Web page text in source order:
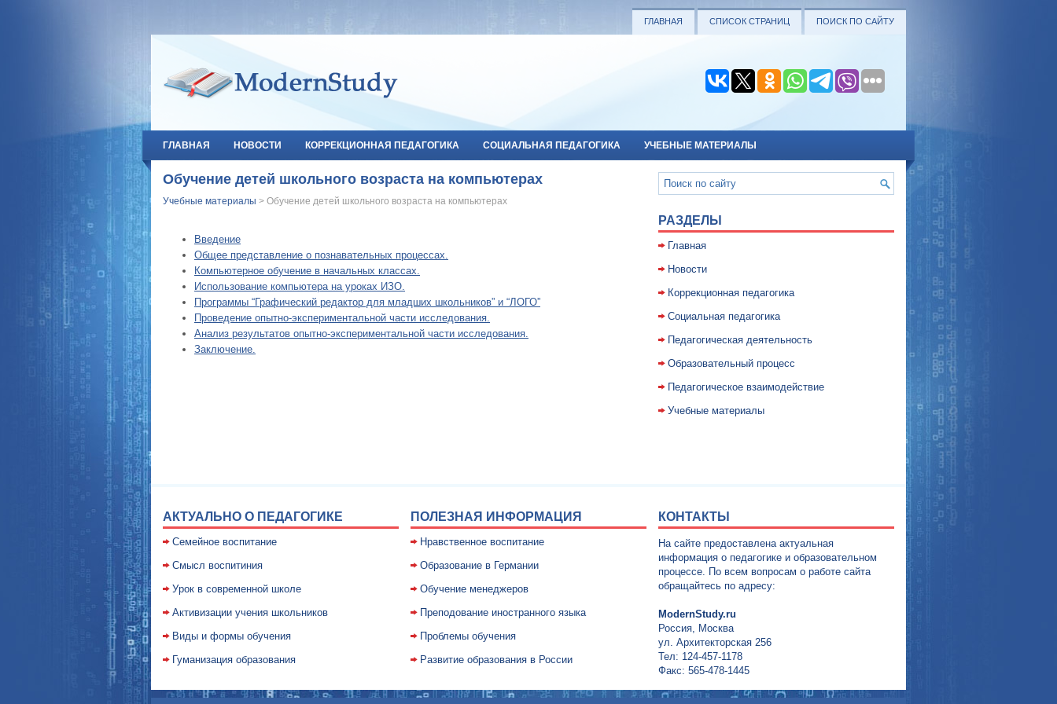
ГЛАВНАЯ СПИСОК СТРАНИЦ ПОИСК ПО САЙТУ
ГЛАВНАЯ НОВОСТИ КОРРЕКЦИОННАЯ ПЕДАГОГИКА СОЦИАЛЬНАЯ ПЕДАГОГИКА УЧЕБНЫЕ МАТЕРИАЛЫ
Обучение детей школьного возраста на компьютерах
Учебные материалы > Обучение детей школьного возраста на компьютерах
Введение
Общее представление о познавательных процессах.
Компьютерное обучение в начальных классах.
Использование компьютера на уроках ИЗО.
Программы “Графический редактор для младших школьников” и “ЛОГО”
Проведение опытно-экспериментальной части исследования.
Анализ результатов опытно-экспериментальной части исследования.
Заключение.
РАЗДЕЛЫ
Главная
Новости
Коррекционная педагогика
Социальная педагогика
Педагогическая деятельность
Образовательный процесс
Педагогическое взаимодействие
Учебные материалы
АКТУАЛЬНО О ПЕДАГОГИКЕ
Семейное воспитание
Смысл воспитиния
Уpок в совpеменной школе
Активизации учения школьников
Виды и формы обучения
Гуманизация образования
ПОЛЕЗНАЯ ИНФОРМАЦИЯ
Нравственное воспитание
Образование в Германии
Обучение менеджеров
Преподование иностранного языка
Проблемы обучения
Развитие образования в России
КОНТАКТЫ
На сайте предоставлена актуальная
информация о педагогике и образовательном
процессе. По всем вопросам о работе сайта
обращайтесь по адресу:
ModernStudy.ru
Россия, Москва
ул. Архитекторская 256
Тел: 124-457-1178
Факс: 565-478-1445